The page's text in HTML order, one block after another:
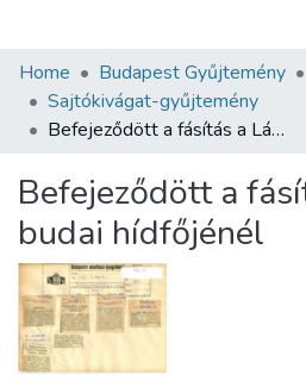
Communities & Collections
All of DSpace
About us
Home Budapest Gyűjtemény
Sajtókivágat-gyűjtemény
Befejeződött a fásítás a Lánchíd budai hídfőjénél
Befejeződött a
budai hídfőjénél